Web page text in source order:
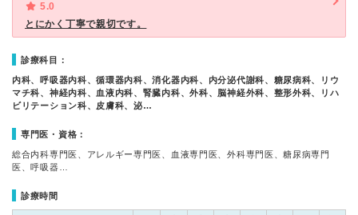
5.0
とにかく丁寧で親切です。
診療科目：
内科、呼吸器内科、循環器内科、消化器内科、内分泌代謝科、糖尿病科、リウ
マチ科、神経内科、血液内科、腎臓内科、外科、脳神経外科、整形外科、リハ
ビリテーション科、皮膚科、泌…
専門医・資格：
総合内科専門医、アレルギー専門医、血液専門医、外科専門医、糖尿病専門
医、呼吸器…
診療時間